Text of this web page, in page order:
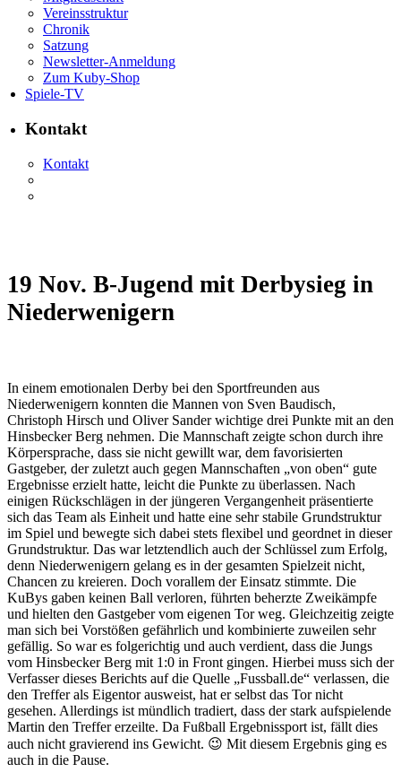
Vereinsstruktur
Chronik
Satzung
Newsletter-Anmeldung
Zum Kuby-Shop
Spiele-TV
Kontakt
Kontakt
19 Nov. B-Jugend mit Derbysieg in
Niederwenigern
In einem emotionalen Derby bei den Sportfreunden aus
Niederwenigern konnten die Mannen von Sven Baudisch,
Christoph Hirsch und Oliver Sander wichtige drei Punkte mit an den
Hinsbecker Berg nehmen. Die Mannschaft zeigte schon durch ihre
Körpersprache, dass sie nicht gewillt war, dem favorisierten
Gastgeber, der zuletzt auch gegen Mannschaften „von oben“ gute
Ergebnisse erzielt hatte, leicht die Punkte zu überlassen. Nach
einigen Rückschlägen in der jüngeren Vergangenheit präsentierte
sich das Team als Einheit und hatte eine sehr stabile Grundstruktur
im Spiel und bewegte sich dabei stets flexibel und geordnet in dieser
Grundstruktur. Das war letztendlich auch der Schlüssel zum Erfolg,
denn Niederwenigern gelang es in der gesamten Spielzeit nicht,
Chancen zu kreieren. Doch vorallem der Einsatz stimmte. Die
KuBys gaben keinen Ball verloren, führten beherzte Zweikämpfe
und hielten den Gastgeber vom eigenen Tor weg. Gleichzeitig zeigte
man sich bei Vorstößen gefährlich und kombinierte zuweilen sehr
gefällig. So war es folgerichtig und auch verdient, dass die Jungs
vom Hinsbecker Berg mit 1:0 in Front gingen. Hierbei muss sich der
Verfasser dieses Berichts auf die Quelle „Fussball.de“ verlassen, die
den Treffer als Eigentor ausweist, hat er selbst das Tor nicht
gesehen. Allerdings ist mündlich tradiert, dass der stark aufspielende
Martin den Treffer erzeilte. Da Fußball Ergebnissport ist, fällt dies
auch nicht gravierend ins Gewicht. 😉 Mit diesem Ergebnis ging es
auch in die Pause.